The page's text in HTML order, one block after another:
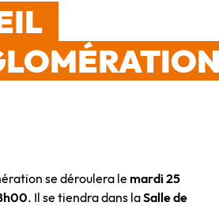
se déroulera le mardi 25
. Il se tiendra dans laSalle de